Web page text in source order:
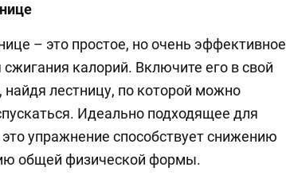
– это простое, но очень эффективное
калорий. Включите его в свой
найдя лестницу, по которой можно
Идеально подходящее для
упражнение способствует снижению
общей физической формы.